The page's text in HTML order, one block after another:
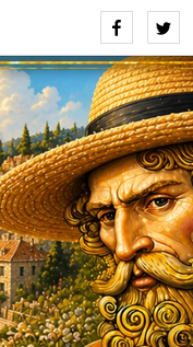
Facebook